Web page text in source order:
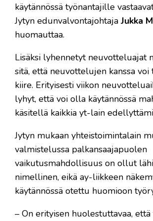
käytännössä työnantajille
Jytyn edunvalvontajohtaja Jukka
huomauttaa.
Lisäksi lyhennetyt neuvotteluajat
sitä, että neuvottelujen kanssa
kiire. Erityisesti viikon
lyhyt, että voi olla käytännössä
käsitellä kaikkia yt-lain
Jytyn mukaan yhteistoimintalain
valmistelussa palkansaajapuolen
vaikutusmahdollisuus on ollut
nimellinen, eikä ay-liikkeen
käytännössä otettu huomioon
– On erityisen huolestuttavaa,